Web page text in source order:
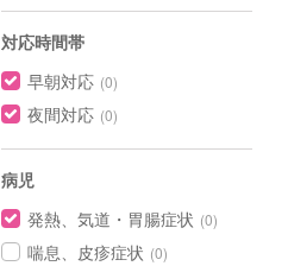
対応時間帯
早朝対応 (0)
夜間対応 (0)
病児
発熱、気道・胃腸症状 (0)
喘息、皮疹症状 (0)